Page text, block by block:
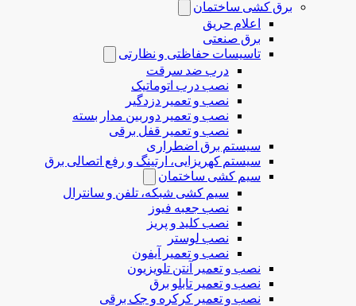
برق کشی ساختمان
اعلام حریق
برق صنعتی
تاسیسات حفاظتی و نظارتی
درب ضد سرقت
نصب درب‌ اتوماتیک
نصب و تعمیر دزدگیر
نصب و تعمیر دوربین مدار بسته
نصب و تعمیر قفل برقی
سیستم برق اضطراری
سیستم کهریزایی، ارتینگ و رفع اتصالی برق
سیم کشی ساختمان
سیم کشی شبکه، تلفن و سانترال
نصب جعبه فیوز
نصب کلید و پریز
نصب لوستر
نصب و تعمیر آیفون
نصب و تعمیر آنتن تلویزیون
نصب و تعمیر تابلو برق
نصب و تعمیر کرکره و جک برقی